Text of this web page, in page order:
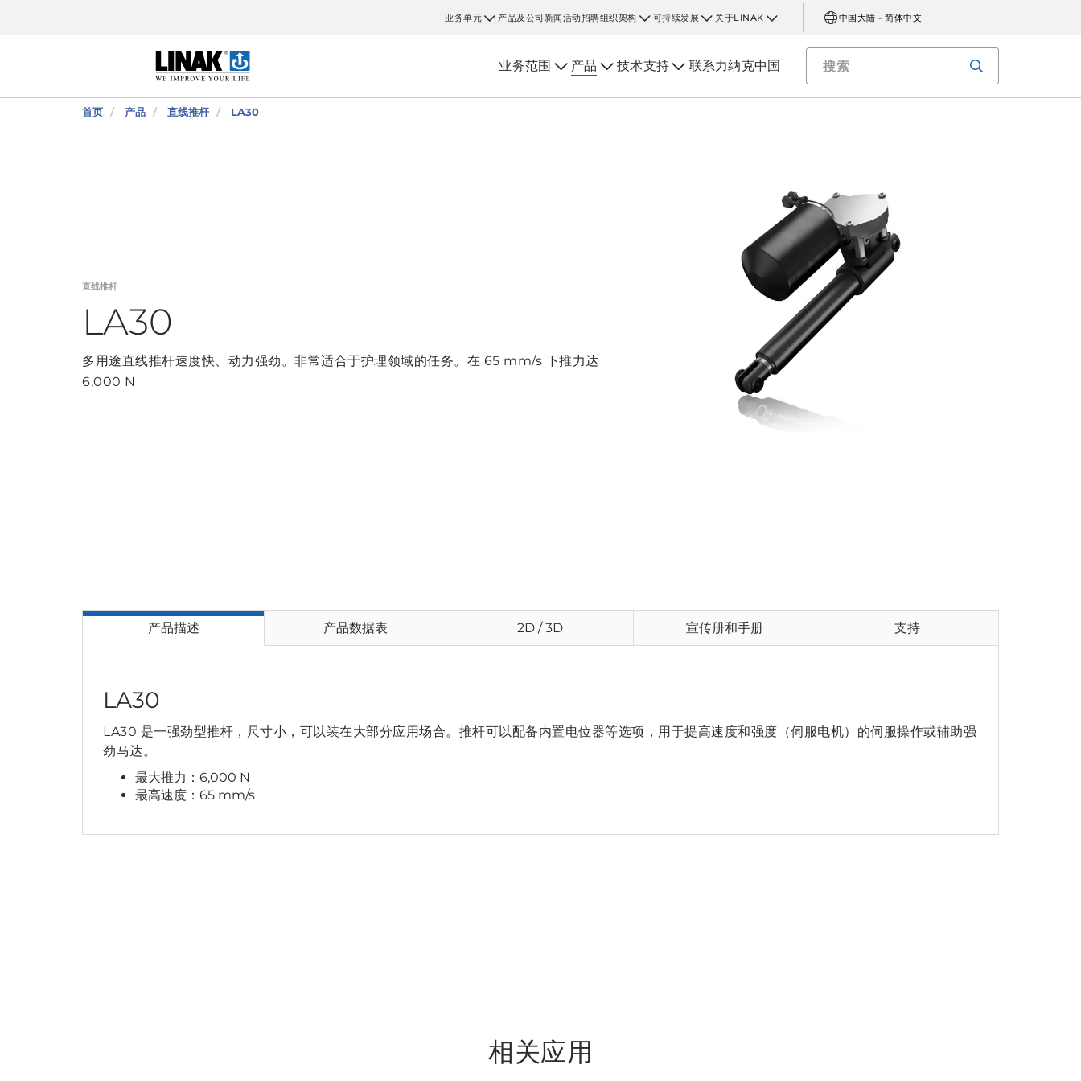
业务单元 产品及公司新闻活动招聘组织架构 可持续发展 关于LINAK 中国大陆 - 简体中文
业务范围 产品 技术支持 联系力纳克中国
首页 产品 直线推杆 LA30
直线推杆
LA30
多用途直线推杆速度快、动力强劲。非常适合于护理领域的任务。在 65 mm/s 下推力达
6,000 N
产品描述 产品数据表 2D / 3D 宣传册和手册 支持
LA30
LA30 是一强劲型推杆，尺寸小，可以装在大部分应用场合。推杆可以配备内置电位器等选项，用于提高速度和强度（伺服电机）的伺服操作或辅助强
劲马达。
最大推力：6,000 N
最高速度：65 mm/s
相关应用